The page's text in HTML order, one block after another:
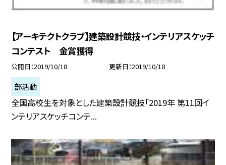
【アーキテクトクラブ】建築設計競技・インテリアスケッチ
コンテスト 金賞獲得
公開日 2019/10/18 更新日 2019/10/18
部活動
全国高校生を対象とした建築設計競技「2019年 第11回イ
ンテリアスケッチコンテ...